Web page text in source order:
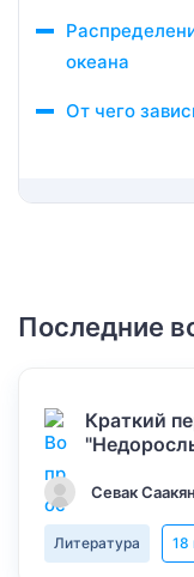
океана
От чего
Последние
Краткий
Севак Саакян
Литература 18